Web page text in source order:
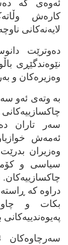
ئه‌وه‌ی که‌
کاره‌ش
لایه‌نه‌کانی
ده‌وترێت
نێوه‌ندگێڕی
وه‌زیره‌کان و
به‌ وته‌ی ئه‌و
سه‌ر تاران
ئه‌مه‌ش
وه‌زیران
سیاسی و
دراوه‌ که‌
بکات و
سه‌رچاوه‌کان